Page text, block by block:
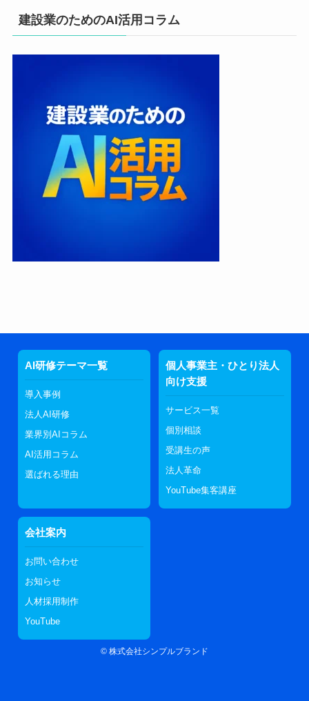
建設業のためのAI活用コラム
AI研修テーマ一覧
導入事例
法人AI研修
業界別AIコラム
AI活用コラム
選ばれる理由
個人事業主・ひとり法人
向け支援
サービス一覧
個別相談
受講生の声
法人革命
YouTube集客講座
会社案内
お問い合わせ
お知らせ
人材採用制作
YouTube
© 株式会社シンプルブランド